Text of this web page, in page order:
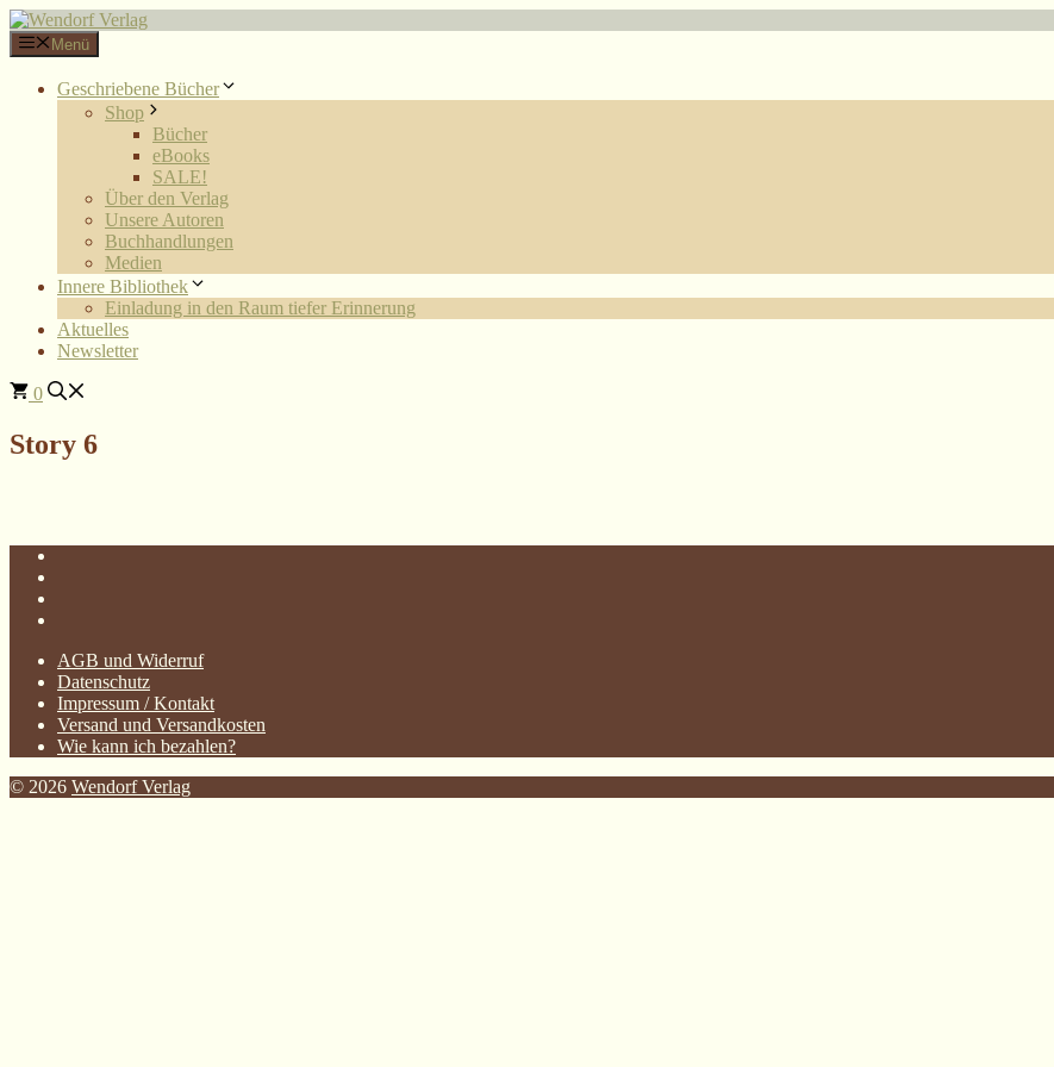
Zum
Inhalt
springen
Menü
Geschriebene Bücher
Shop
Bücher
eBooks
SALE!
Über den Verlag
Unsere Autoren
Buchhandlungen
Medien
Innere Bibliothek
Einladung in den Raum tiefer Erinnerung
Aktuelles
Newsletter
0
Story 6
AGB und Widerruf
Datenschutz
Impressum / Kontakt
Versand und Versandkosten
Wie kann ich bezahlen?
© 2026 Wendorf Verlag